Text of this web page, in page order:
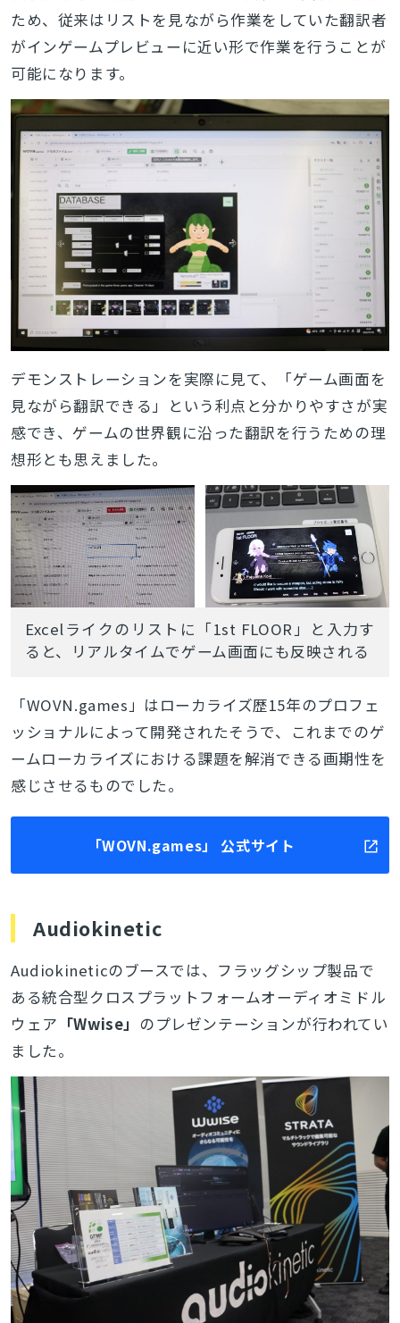
ため、従来はリストを見ながら作業をしていた翻訳者
がインゲームプレビューに近い形で作業を行うことが
可能になります。
デモンストレーションを実際に見て、「ゲーム画面を
見ながら翻訳できる」という利点と分かりやすさが実
感でき、ゲームの世界観に沿った翻訳を行うための理
想形とも思えました。
Excelライクのリストに「1st FLOOR」と入力す
ると、リアルタイムでゲーム画面にも反映される
「WOVN.games」はローカライズ歴15年のプロフェ
ッショナルによって開発されたそうで、これまでのゲ
ームローカライズにおける課題を解消できる画期性を
感じさせるものでした。
「WOVN.games」 公式サイト
Audiokinetic
Audiokineticのブースでは、フラッグシップ製品で
ある統合型クロスプラットフォームオーディオミドル
ウェア 「Wwise」 のプレゼンテーションが行われてい
ました。